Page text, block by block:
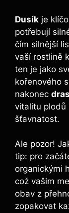
Dusík je
potřebují
‍čím silnější
vaší rostlině
ten je jako
kořenového
nakonec
vitalitu plodů
šťavnatost.
Ale pozor!
tip: pro
organickými
což vašim
obav z
zopakovat